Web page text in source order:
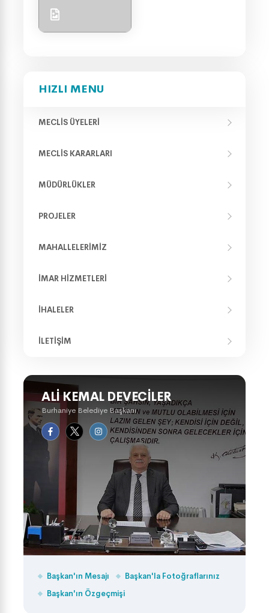
HIZLI MENU
MECLIS ÜYELERI
MECLIS KARARLARI
MÜDÜRLÜKLER
PROJELER
MAHALLELERIMIZ
İMAR HIZMETLERI
İHALELER
İLETIŞIM
ALI KEMAL DEVECILER
Burhaniye Belediye Başkanı
Başkan'ın Mesajı
Başkan'la Fotoğraflarınız
Başkan'ın Özgeçmişi